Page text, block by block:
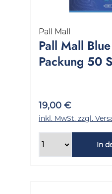
Pall Mall
Pall Mall
Packung 50
19,00 €
inkl. MwSt. zzgl.
In